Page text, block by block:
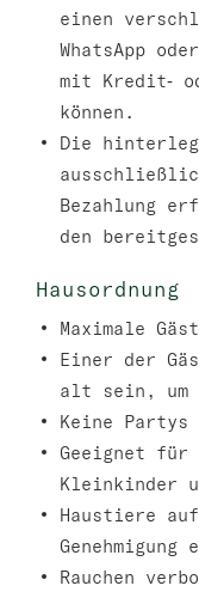
einen
WhatsApp
mit Kredit‑
können.
Die
Bezahlung
den
Hausordnung
Maximale
Einer der
alt sein, um
Keine
Geeignet für
Kleinkinder
Haustiere
Genehmigung
Rauchen